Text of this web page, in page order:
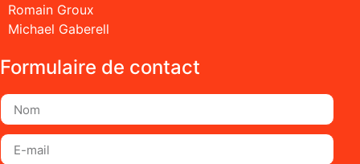
Romain Groux
Michael Gaberell
Formulaire de contact